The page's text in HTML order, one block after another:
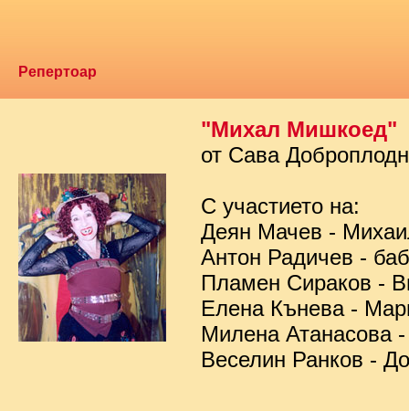
Репертоар
"Михал Мишкоед"
от Сава
С участието на:
Деян Мачев -
Антон Радичев -
Пламен Сираков -
Елена Кънева -
Милена Атанасова
Веселин Ранков -